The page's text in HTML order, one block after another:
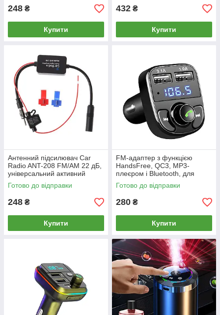
248 ₴
Купити
432 ₴
Купити
Антенний підсилювач Car
Radio ANT-208 FM/AM 22 дБ,
універсальний активний
радіопідсилювач сигналу
автомобільної антени 12В
Готово до відправки
248 ₴
Купити
FM-адаптер з функцією
HandsFree, QC3, MP3-
плеєром і Bluetooth, для
автомобіля, підтримкою USB-
накопичувачів, Micro SD та
Готово до відправки
280 ₴
Купити